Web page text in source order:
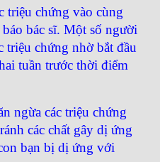
triệu chứng vào cùng
bác sĩ. Một số người
triệu chứng nhờ bắt đầu
tuần trước thời điểm
ngừa các triệu chứng
các chất gây dị ứng
bạn bị dị ứng với